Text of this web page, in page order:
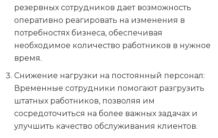
резервных сотрудников дает возможность
оперативно реагировать на изменения в
потребностях бизнеса, обеспечивая
необходимое количество работников в нужное
время.
Снижение нагрузки на постоянный персонал:
Временные сотрудники помогают разгрузить
штатных работников, позволяя им
сосредоточиться на более важных задачах и
улучшить качество обслуживания клиентов.